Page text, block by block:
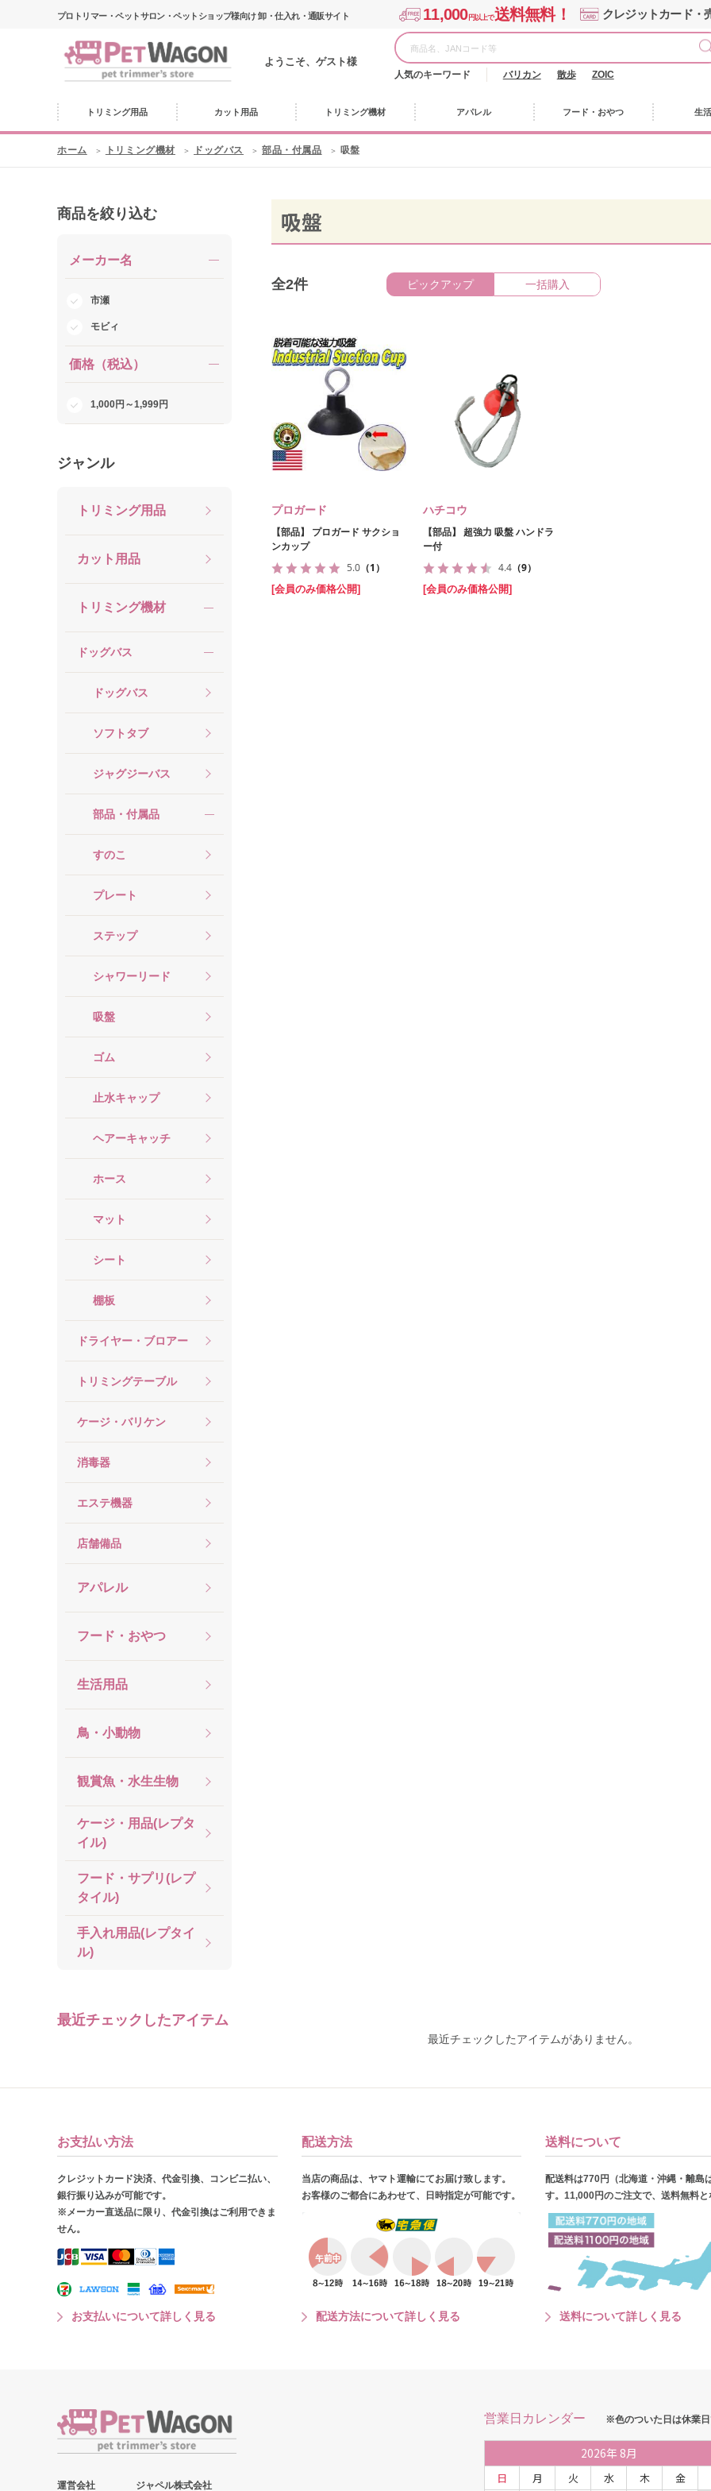
プロトリマー・ペットサロン・ペットショップ様向け 卸・仕入れ・通販サイト 11,000円以上で送料無料！ クレジットカード・
ようこそ、ゲスト様
人気のキーワード バリカン 散歩 ZOIC
トリミング用品 カット用品 トリミング機材 アパレル フード・おやつ 生
ホーム トリミング機材 ドッグバス 部品・付属品 吸盤
商品を絞り込む
メーカー名
市瀬
モビィ
価格（税込）
1,000円～1,999円
ジャンル
トリミング用品
カット用品
トリミング機材
ドッグバス
ドッグバス
ソフトタブ
ジャグジーバス
部品・付属品
すのこ
プレート
ステップ
シャワーリード
吸盤
ゴム
止水キャップ
ヘアーキャッチ
ホース
マット
シート
棚板
ドライヤー・ブロアー
トリミングテーブル
ケージ・バリケン
消毒器
エステ機器
店舗備品
アパレル
フード・おやつ
生活用品
鳥・小動物
観賞魚・水生生物
ケージ・用品(レプタ
イル)
フード・サプリ(レプ
タイル)
手入れ用品(レプタイ
ル)
吸盤
全2件 ピックアップ 一括購入
プロガード
【部品】 プロガード サクショ
ンカップ
5.0 （1）
[会員のみ価格公開]
ハチコウ
【部品】 超強力 吸盤 ハンドラ
ー付
4.4 （9）
[会員のみ価格公開]
最近チェックしたアイテム
最近チェックしたアイテムがありません。
お支払い方法
クレジットカード決済、代金引換、コンビニ払い、
銀行振り込みが可能です。
※メーカー直送品に限り、代金引換はご利用できま
せん。
お支払いについて詳しく見る
配送方法
当店の商品は、ヤマト運輸にてお届け致します。
お客様のご都合にあわせて、日時指定が可能です。
配送方法について詳しく見る
送料について
配送料は770円（北海道・沖縄・離島
す。11,000円のご注文で、送料無料と
送料について詳しく見る
運営会社 ジャペル株式会社
営業日カレンダー ※色のついた日は休業日
2026年 8月
日 月 火 水 木 金